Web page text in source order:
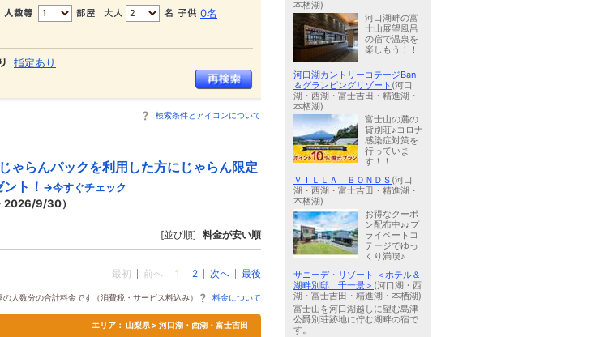
0名
指定あり
検索条件とアイコンについて
らんパックを利用した方にじゃらん限定
ト！ →今すぐチェック
2026/9/30）
[並び順] 料金が安い順
最初 前へ 1 2 次へ 最後
の人数分の合計料金です（消費税・サービス料込み） 料金について
エリア： 山梨県 > 河口湖・西湖・富士吉田
本栖湖)
河口湖畔の富
士山展望風呂
の宿で温泉を
楽しもう！！
河口湖カントリーコテージBan
＆グランピングリゾート (河口
湖・西湖・富士吉田・精進湖・
本栖湖)
富士山の麓の
貸別荘♪コロナ
感染症対策を
行っていま
す！！
ＶＩＬＬＡ ＢＯＮＤＳ (河口
湖・西湖・富士吉田・精進湖・
本栖湖)
お得なクーポ
ン配布中♪♪プ
ライベートコ
テージでゆっ
くり満喫♪
サニーデ・リゾート ＜ホテル＆
湖畔別邸 千一景＞ (河口湖・西
湖・富士吉田・精進湖・本栖湖)
富士山を河口湖越しに望む島津
公爵別荘跡地に佇む湖畔の宿で
す。